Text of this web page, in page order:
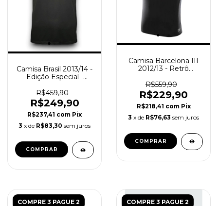
Camisa Brasil 2013/14 -
Edição Especial -
Preta
R$459,90
R$249,90
R$237,41 com Pix
3 x de R$83,30 sem juros
COMPRAR
Camisa Barcelona III
2012/13 - Retrô
R$559,90
R$229,90
R$218,41 com Pix
3 x de R$76,63 sem juros
COMPRAR
COMPRE 3 PAGUE 2 COMPRE 3 PAGUE 2